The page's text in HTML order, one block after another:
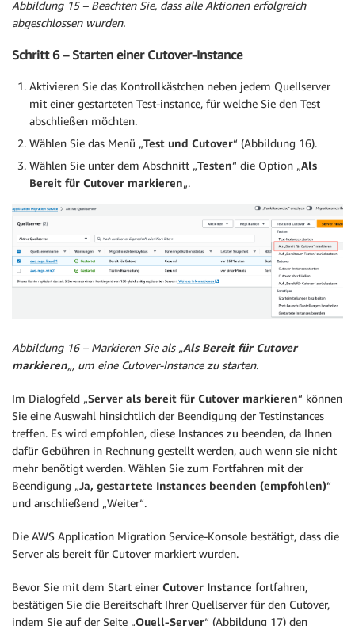
Abbildung 15 – Beachten Sie, dass alle Aktionen erfolgreich
abgeschlossen wurden.
Schritt 6 – Starten einer Cutover-Instance
Aktivieren Sie das Kontrollkästchen neben jedem Quellserver
mit einer gestarteten Test-instance, für welche Sie den Test
abschließen möchten.
Wählen Sie das Menü „Test und Cutover“ (Abbildung 16).
Wählen Sie unter dem Abschnitt „Testen“ die Option „Als
Bereit für Cutover markieren„.
Abbildung 16 – Markieren Sie als „Als Bereit für Cutover
markieren„, um eine Cutover-Instance zu starten.
Im Dialogfeld „Server als bereit für Cutover markieren“ können
Sie eine Auswahl hinsichtlich der Beendigung der Testinstances
treffen. Es wird empfohlen, diese Instances zu beenden, da Ihnen
dafür Gebühren in Rechnung gestellt werden, auch wenn sie nicht
mehr benötigt werden. Wählen Sie zum Fortfahren mit der
Beendigung „Ja, gestartete Instances beenden (empfohlen)“
und anschließend „Weiter“.
Die AWS Application Migration Service-Konsole bestätigt, dass die
Server als bereit für Cutover markiert wurden.
Bevor Sie mit dem Start einer Cutover Instance fortfahren,
bestätigen Sie die Bereitschaft Ihrer Quellserver für den Cutover,
indem Sie auf der Seite „Quell-Server“ (Abbildung 17) den